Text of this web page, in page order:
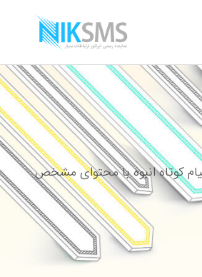
کوتاه انبوه با محتوای مشخص